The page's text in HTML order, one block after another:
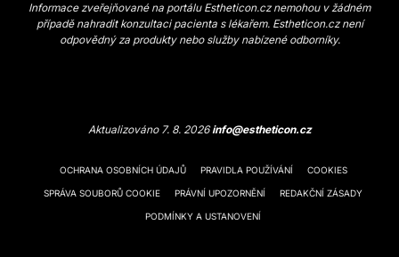
Informace zveřejňované na portálu Estheticon.cz nemohou v žádném
případě nahradit konzultaci pacienta s lékařem. Estheticon.cz není
odpovědný za produkty nebo služby nabízené odborníky.
Aktualizováno 7. 8. 2026info@estheticon.cz
OCHRANA OSOBNÍCH ÚDAJŮ PRAVIDLA POUŽÍVÁNÍ COOKIES
SPRÁVA SOUBORŮ COOKIE PRÁVNÍ UPOZORNĚNÍ REDAKČNÍ ZÁSADY
PODMÍNKY A USTANOVENÍ